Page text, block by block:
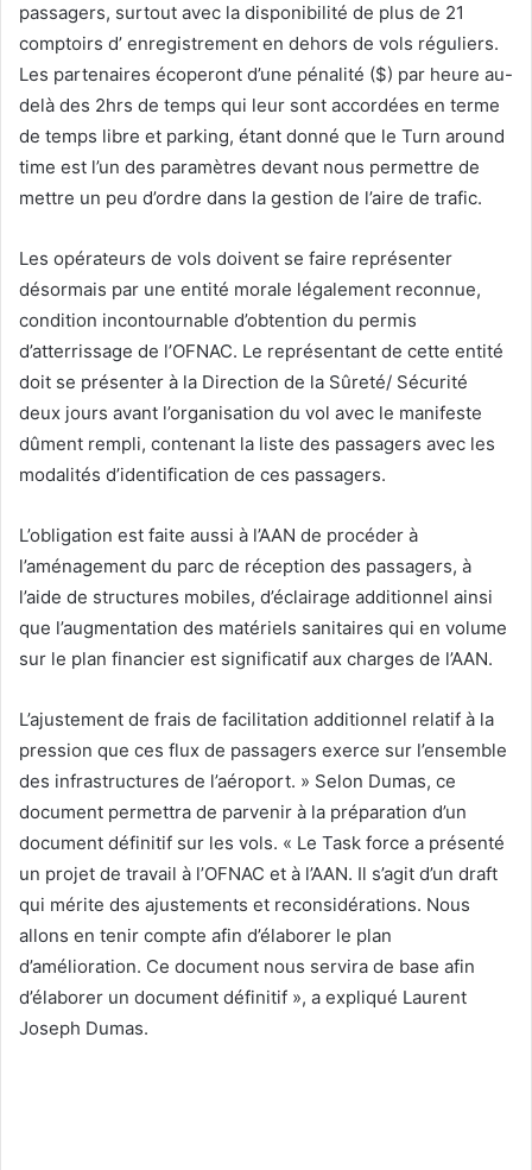
passagers, surtout avec la disponibilité de plus de 21
comptoirs d’ enregistrement en dehors de vols réguliers.
Les partenaires écoperont d’une pénalité ($) par heure au-
delà des 2hrs de temps qui leur sont accordées en terme
de temps libre et parking, étant donné que le Turn around
time est l’un des paramètres devant nous permettre de
mettre un peu d’ordre dans la gestion de l’aire de trafic.
Les opérateurs de vols doivent se faire représenter
désormais par une entité morale légalement reconnue,
condition incontournable d’obtention du permis
d’atterrissage de l’OFNAC. Le représentant de cette entité
doit se présenter à la Direction de la Sûreté/ Sécurité
deux jours avant l’organisation du vol avec le manifeste
dûment rempli, contenant la liste des passagers avec les
modalités d’identification de ces passagers.
L’obligation est faite aussi à l’AAN de procéder à
l’aménagement du parc de réception des passagers, à
l’aide de structures mobiles, d’éclairage additionnel ainsi
que l’augmentation des matériels sanitaires qui en volume
sur le plan financier est significatif aux charges de l’AAN.
L’ajustement de frais de facilitation additionnel relatif à la
pression que ces flux de passagers exerce sur l’ensemble
des infrastructures de l’aéroport. » Selon Dumas, ce
document permettra de parvenir à la préparation d’un
document définitif sur les vols. « Le Task force a présenté
un projet de travail à l’OFNAC et à l’AAN. Il s’agit d’un draft
qui mérite des ajustements et reconsidérations. Nous
allons en tenir compte afin d’élaborer le plan
d’amélioration. Ce document nous servira de base afin
d’élaborer un document définitif », a expliqué Laurent
Joseph Dumas.